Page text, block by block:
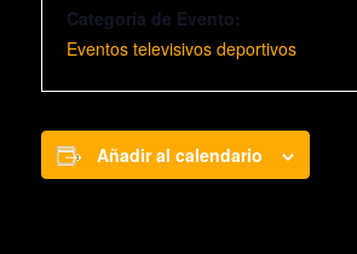
Categoría de Evento:
Eventos televisivos deportivos
Añadir al calendario